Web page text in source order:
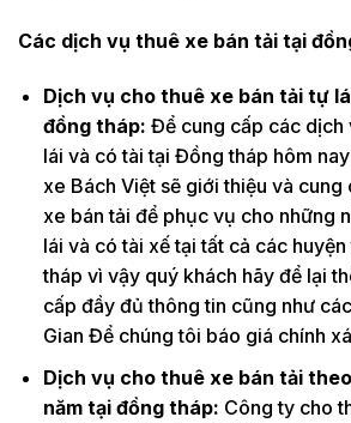
Các dịch vụ thuê xe bán tải tại
Dịch vụ cho thuê xe bán tải tự
đồng tháp: Để cung cấp các dịch
lái và có tài tại Đồng tháp hôm
xe Bách Việt sẽ giới thiệu và cung
xe bán tải để phục vụ cho những
lái và có tài xế tại tất cả các
tháp vì vậy quý khách hãy để lại
cấp đầy đủ thông tin cũng như
Gian Để chúng tôi báo giá chính
Dịch vụ cho thuê xe bán tải
năm tại đồng tháp: Công ty cho